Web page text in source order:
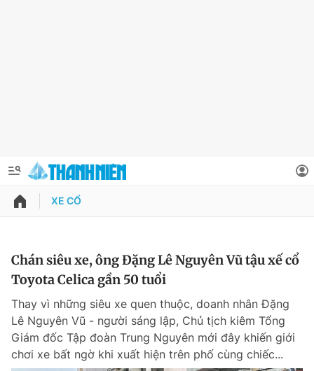
QUẢNG CÁO
Chuyên mục khác
Chào ngày mới Tin 24h
Thông tin tài khoản
Đổi mật khẩu
Tin đã lưu
Tin đã xem
XE CỔ
Chán siêu xe, ông Đặng Lê Nguyên Vũ tậu xế cổ
Toyota Celica gần 50 tuổi
Thay vì những siêu xe quen thuộc, doanh nhân Đặng
Lê Nguyên Vũ - người sáng lập, Chủ tịch kiêm Tổng
Giám đốc Tập đoàn Trung Nguyên mới đây khiến giới
chơi xe bất ngờ khi xuất hiện trên phố cùng chiếc...